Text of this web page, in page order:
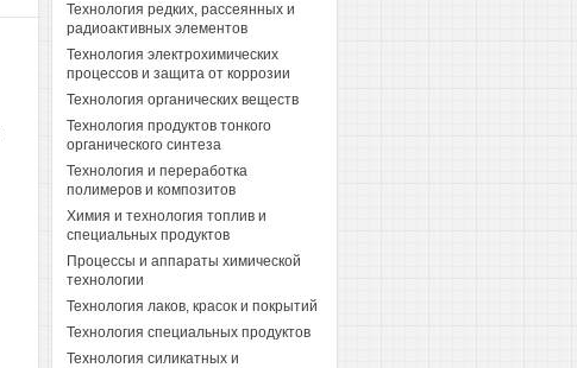
Технология редких, рассеянных и
радиоактивных элементов
Технология электрохимических
процессов и защита от коррозии
Технология органических веществ
Технология продуктов тонкого
органического синтеза
Технология и переработка
полимеров и композитов
Химия и технология топлив и
специальных продуктов
Процессы и аппараты химической
технологии
Технология лаков, красок и покрытий
Технология специальных продуктов
Технология силикатных и